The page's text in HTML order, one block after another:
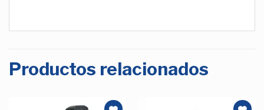
Productos relacionados